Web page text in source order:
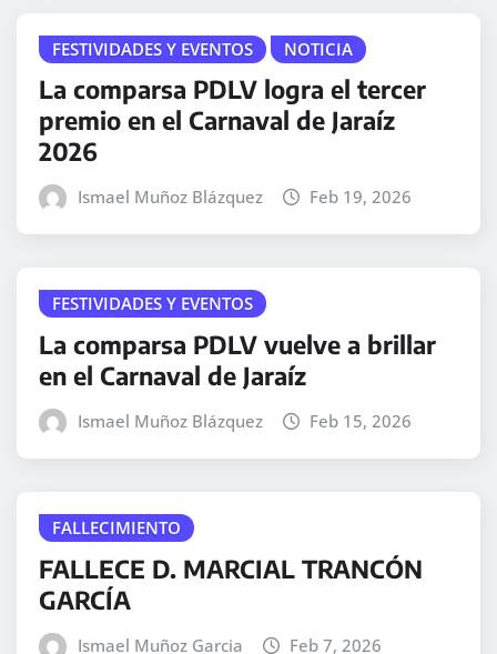
FESTIVIDADES Y EVENTOS NOTICIA
La comparsa PDLV logra el tercer
premio en el Carnaval de Jaraíz
2026
Ismael Muñoz Blázquez Feb 19, 2026
FESTIVIDADES Y EVENTOS
La comparsa PDLV vuelve a brillar
en el Carnaval de Jaraíz
Ismael Muñoz Blázquez Feb 15, 2026
FALLECIMIENTO
FALLECE D. MARCIAL TRANCÓN
GARCÍA
Ismael Muñoz Garcia Feb 7, 2026